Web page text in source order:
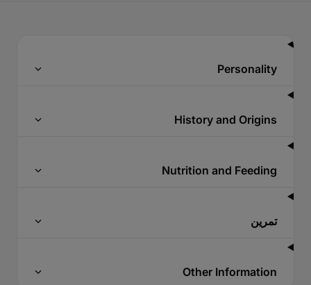
Personality
History and Origins
Nutrition and Feeding
تمرين
Other Information